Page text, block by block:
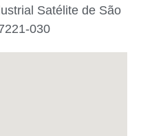
Satélite de São
030